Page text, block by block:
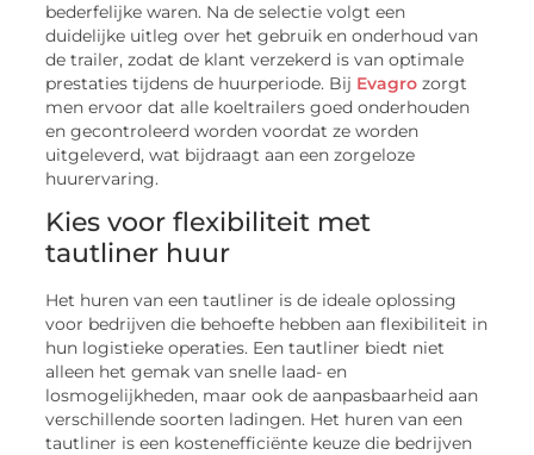
bederfelijke waren. Na de selectie volgt een
duidelijke uitleg over het gebruik en onderhoud van
de trailer, zodat de klant verzekerd is van optimale
prestaties tijdens de huurperiode. Bij Evagro zorgt
men ervoor dat alle koeltrailers goed onderhouden
en gecontroleerd worden voordat ze worden
uitgeleverd, wat bijdraagt aan een zorgeloze
huurervaring.
Kies voor flexibiliteit met
tautliner huur
Het huren van een tautliner is de ideale oplossing
voor bedrijven die behoefte hebben aan flexibiliteit in
hun logistieke operaties. Een tautliner biedt niet
alleen het gemak van snelle laad- en
losmogelijkheden, maar ook de aanpasbaarheid aan
verschillende soorten ladingen. Het huren van een
tautliner is een kostenefficiënte keuze die bedrijven